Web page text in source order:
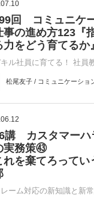
回 コミュニケ
事の進め方123『
力をどう育てるか』
ル社員に育てる！ 社員
松尾友子 / コミュニケーショ
講 カスタマーハ
実務策㊸
れを棄てろって
ーム対応の新知識と新